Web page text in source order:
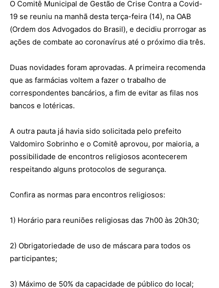
O Comitê Municipal de Gestão de Crise Contra a Covid-
19 se reuniu na manhã desta terça-feira (14), na OAB
(Ordem dos Advogados do Brasil), e decidiu prorrogar as
ações de combate ao coronavírus até o próximo dia três.
Duas novidades foram aprovadas. A primeira recomenda
que as farmácias voltem a fazer o trabalho de
correspondentes bancários, a fim de evitar as filas nos
bancos e lotéricas.
A outra pauta já havia sido solicitada pelo prefeito
Valdomiro Sobrinho e o Comitê aprovou, por maioria, a
possibilidade de encontros religiosos acontecerem
respeitando alguns protocolos de segurança.
Confira as normas para encontros religiosos:
1) Horário para reuniões religiosas das 7h00 às 20h30;
2) Obrigatoriedade de uso de máscara para todos os
participantes;
3) Máximo de 50% da capacidade de público do local;